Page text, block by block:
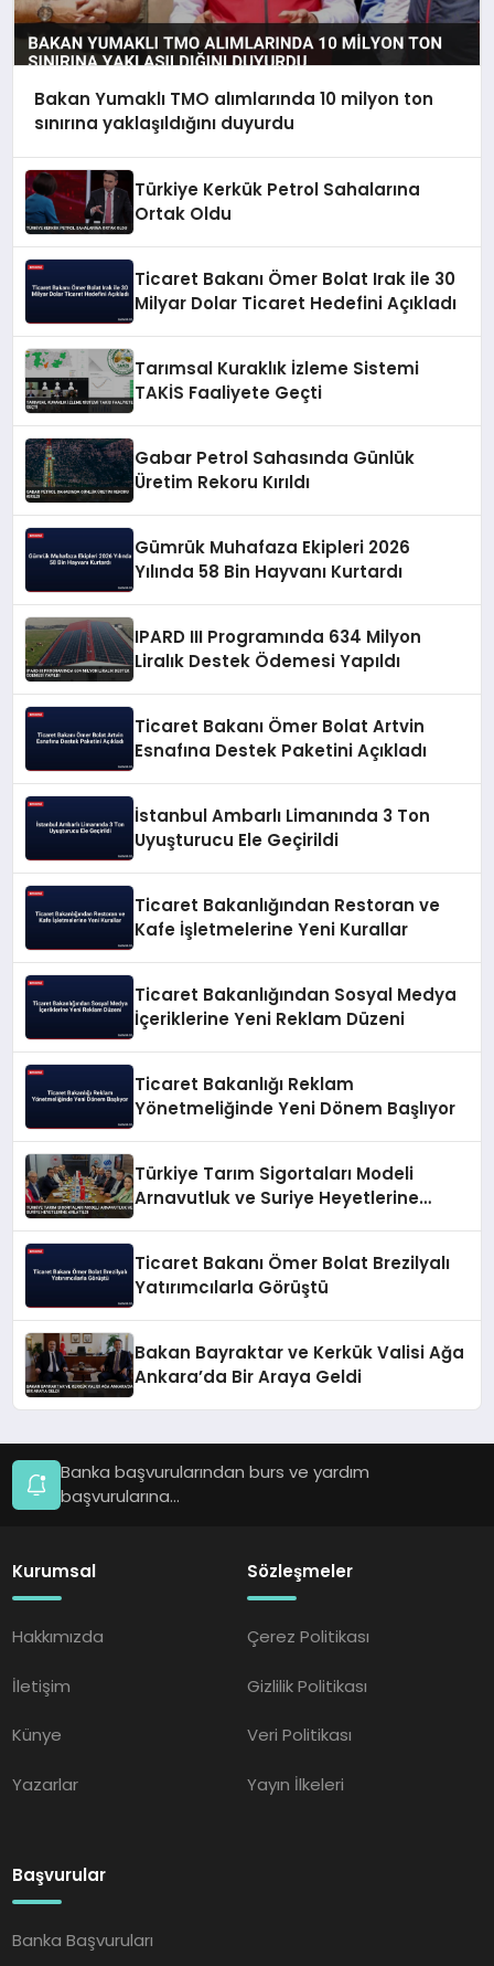
Bakan Yumaklı TMO alımlarında 10 milyon ton
sınırına yaklaşıldığını duyurdu
Türkiye Kerkük Petrol Sahalarına
Ortak Oldu
Ticaret Bakanı Ömer Bolat Irak ile 30
Milyar Dolar Ticaret Hedefini Açıkladı
Tarımsal Kuraklık İzleme Sistemi
TAKİS Faaliyete Geçti
Gabar Petrol Sahasında Günlük
Üretim Rekoru Kırıldı
Gümrük Muhafaza Ekipleri 2026
Yılında 58 Bin Hayvanı Kurtardı
IPARD III Programında 634 Milyon
Liralık Destek Ödemesi Yapıldı
Ticaret Bakanı Ömer Bolat Artvin
Esnafına Destek Paketini Açıkladı
İstanbul Ambarlı Limanında 3 Ton
Uyuşturucu Ele Geçirildi
Ticaret Bakanlığından Restoran ve
Kafe İşletmelerine Yeni Kurallar
Ticaret Bakanlığından Sosyal Medya
İçeriklerine Yeni Reklam Düzeni
Ticaret Bakanlığı Reklam
Yönetmeliğinde Yeni Dönem Başlıyor
Türkiye Tarım Sigortaları Modeli
Arnavutluk ve Suriye Heyetlerine
Ticaret Bakanı Ömer Bolat Brezilyalı
Yatırımcılarla Görüştü
Bakan Bayraktar ve Kerkük Valisi Ağa
Ankara’da Bir Araya Geldi
Banka başvurularından burs ve yardım
başvurularına...
Kurumsal
Hakkımızda
İletişim
Künye
Yazarlar
Sözleşmeler
Çerez Politikası
Gizlilik Politikası
Veri Politikası
Yayın İlkeleri
Başvurular
Banka Başvuruları